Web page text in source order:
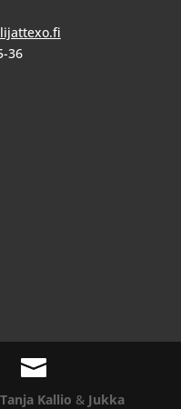
36
Tanja Kallio & Jukka